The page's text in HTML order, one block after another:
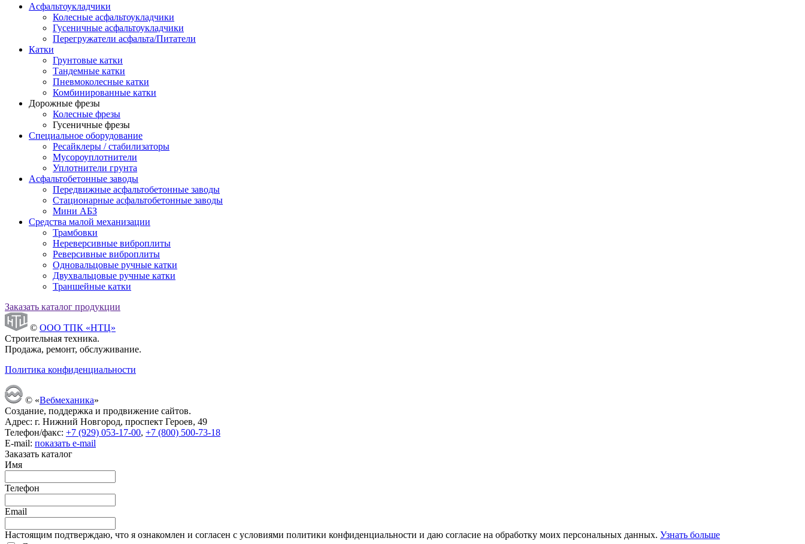
Асфальтоукладчики
Колесные асфальтоукладчики
Гусеничные асфальтоукладчики
Перегружатели асфальта/Питатели
Катки
Грунтовые катки
Тандемные катки
Пневмоколесные катки
Комбинированные катки
Дорожные фрезы
Колесные фрезы
Гусеничные фрезы
Специальное оборудование
Ресайклеры / стабилизаторы
Мусороуплотнители
Уплотнители грунта
Асфальтобетонные заводы
Передвижные асфальтобетонные заводы
Стационарные асфальтобетонные заводы
Мини АБЗ
Средства малой механизации
Трамбовки
Нереверсивные виброплиты
Реверсивные виброплиты
Одновальцовые ручные катки
Двухвальцовые ручные катки
Траншейные катки
Заказать каталог продукции
© ООО ТПК «НТЦ»
Строительная техника.
Продажа, ремонт, обслуживание.
Политика конфиденциальности
© «Вебмеханика»
Создание, поддержка и продвижение сайтов.
Адрес: г. Нижний Новгород, проспект Героев, 49
Телефон/факс: +7 (929) 053-17-00, +7 (800) 500-73-18
E-mail: показать e-mail
Заказать каталог
Имя
Телефон
Email
Настоящим подтверждаю, что я ознакомлен и согласен с условиями политики конфиденциальности и даю согласие на обработку моих персональных данных. Узнать больше